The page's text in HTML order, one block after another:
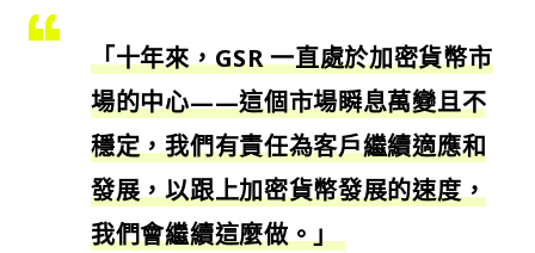
「十年來，GSR 一直處於加密貨幣市
場的中心——這個市場瞬息萬變且不
穩定，我們有責任為客戶繼續適應和
發展，以跟上加密貨幣發展的速度，
我們會繼續這麼做。」